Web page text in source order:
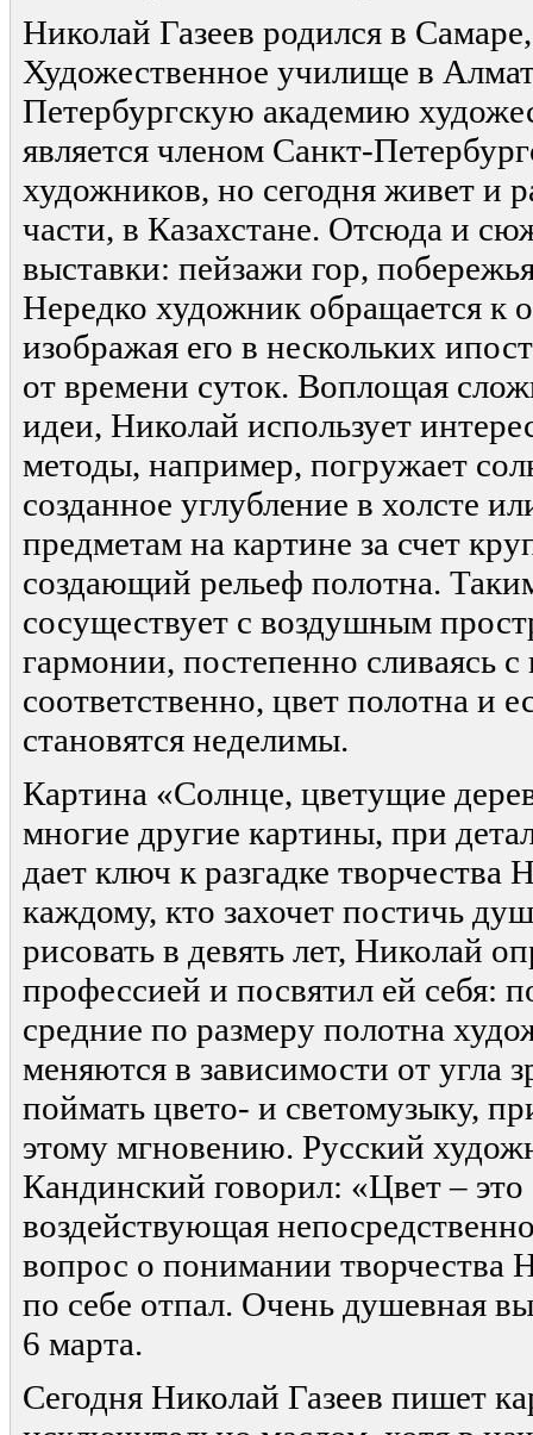
Николай Газеев родился в
Художественное училище в
Петербургскую академию
является членом Санкт-
художников, но сегодня живет и
части, в Казахстане. Отсюда и
выставки: пейзажи гор,
Нередко художник обращается к
изображая его в нескольких
от времени суток. Воплощая
идеи, Николай использует
методы, например, погружает
созданное углубление в холсте
предметам на картине за счет
создающий рельеф полотна.
сосуществует с воздушным
гармонии, постепенно сливаясь
соответственно, цвет полотна и
становятся неделимы.
Картина «Солнце, цветущие
многие другие картины, при
дает ключ к разгадке творчества
каждому, кто захочет постичь
рисовать в девять лет, Николай
профессией и посвятил ей себя:
средние по размеру полотна
меняются в зависимости от угла
поймать цвето- и светомузыку,
этому мгновению. Русский
Кандинский говорил: «Цвет – это
воздействующая
вопрос о понимании творчества
по себе отпал. Очень душевная
6 марта.
Сегодня Николай Газеев пишет